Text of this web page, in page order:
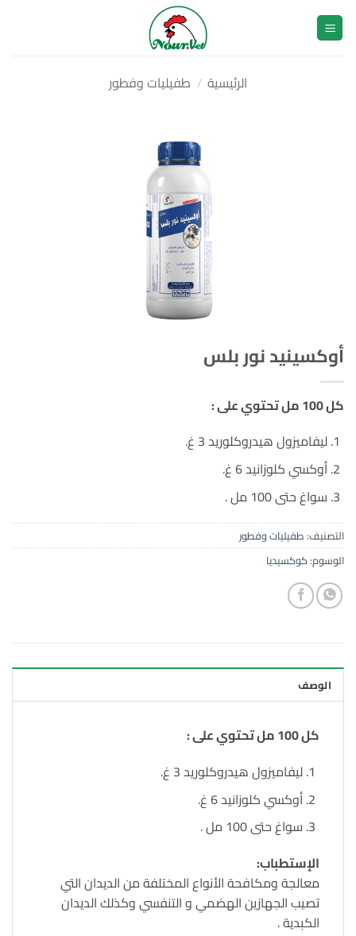
تخطي
للمحتوى
الرئيسية / طفيليات وفطور
أوكسينيد نور بلس
كل 100 مل تحتوي على :
ليفاميزول هيدروكلوريد 3 غ.
أوكسي كلوزانيد 6 غ.
سواغ حتى 100 مل .
التصنيف:طفيليات وفطور
الوسوم:كوكسيديا
الوصف
كل 100 مل تحتوي على :
ليفاميزول هيدروكلوريد 3 غ.
أوكسي كلوزانيد 6 غ.
سواغ حتى 100 مل .
الإستطباب:
معالجة ومكافحة الأنواع المختلفة من الديدان التي
تصيب الجهازين الهضمي و التنفسي وكذلك الديدان
الكبدية .